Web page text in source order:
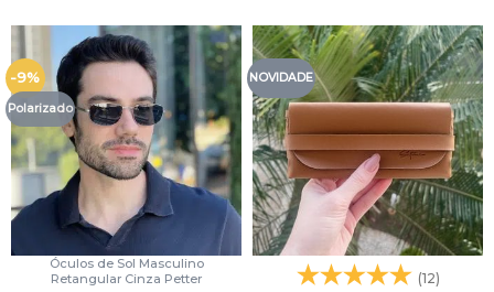
-9%
Polarizado
Óculos de Sol Masculino
Retangular Cinza Petter
NOVIDADE
(12)